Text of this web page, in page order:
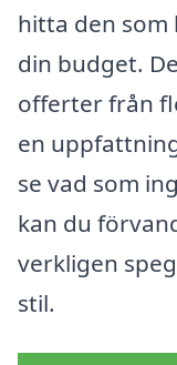
hitta den som
din budget.
offerter från
en
se vad som
kan du
verkligen
stil.